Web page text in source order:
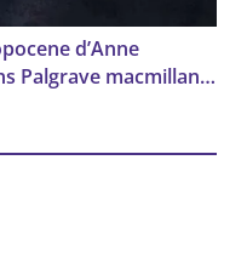
d’Anne
Palgrave macmillan,